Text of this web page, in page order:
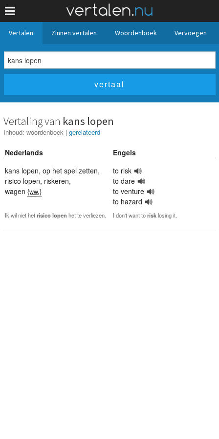
Vertalen Zinnen vertalen Woordenboek Vervoegen
Vertaling van kans lopen
Inhoud: woordenboek | gerelateerd
Nederlands
Engels
kans lopen, op het spel zetten,
risico lopen, riskeren,
wagen {ww.}
to risk
to dare
to venture
to hazard
Ik wil niet hetrisicolopen het te verliezen. I don't want torisklosing it.